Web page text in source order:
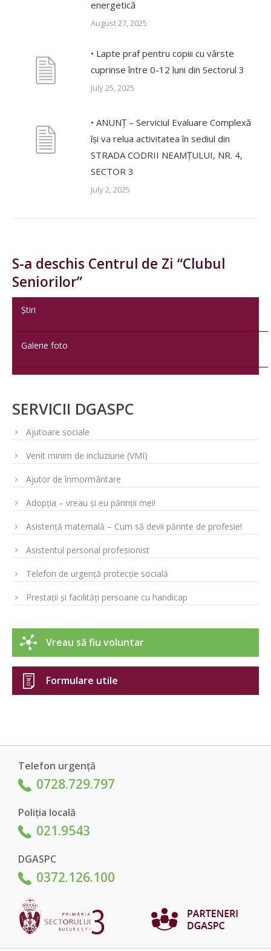
energetică
August 27, 2025
• Lapte praf pentru copiii cu vârste
cuprinse între 0-12 luni din Sectorul 3
July 25, 2025
• ANUNȚ – Serviciul Evaluare Complexă
își va relua activitatea în sediul din
STRADA CODRII NEAMȚULUI, NR. 4,
SECTOR 3
July 2, 2025
S-a deschis Centrul de Zi “Clubul
Seniorilor”
Știri
Galerie foto
SERVICII DGASPC
Ajutoare sociale
Venit minim de incluziune (VMI)
Ajutor de înmormântare
Adopția – vreau și eu părinții mei!
Asistență maternală – Cum să devii părinte de profesie!
Asistentul personal profesionist
Telefon de urgență protecție socială
Prestații și facilități persoane cu handicap
Vreau să fiu voluntar
Formulare utile
Telefon urgență
0728.729.797
Poliția locală
021.9543
DGASPC
0372.126.100